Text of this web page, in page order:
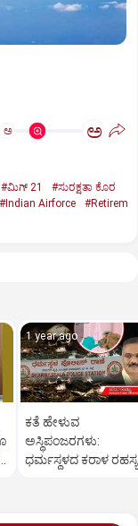
ಅ ಅ
#ಮಿಗ್‌ 21
#ಸುರಕ್ಷತಾ ಕೊರ
#Indian Airforce
#Retirem
1 year ago
ಕತೆ ಹೇಳುವ
ಅಸ್ಥಿಪಂಜರಗಳು:
ಧರ್ಮಸ್ಥಳದ‌ ಕರಾಳ ರಹಸ್ಯ